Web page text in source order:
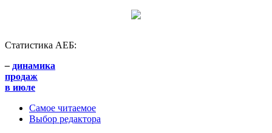
Статистика АЕБ:
– динамика
продаж
в июле
Самое читаемое
Выбор редактора